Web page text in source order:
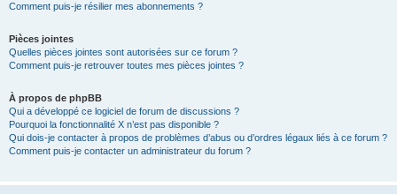
Comment puis-je résilier mes abonnements ?
Pièces jointes
Quelles pièces jointes sont autorisées sur ce forum ?
Comment puis-je retrouver toutes mes pièces jointes ?
À propos de phpBB
Qui a développé ce logiciel de forum de discussions ?
Pourquoi la fonctionnalité X n’est pas disponible ?
Qui dois-je contacter à propos de problèmes d’abus ou d’ordres légaux liés à ce forum ?
Comment puis-je contacter un administrateur du forum ?